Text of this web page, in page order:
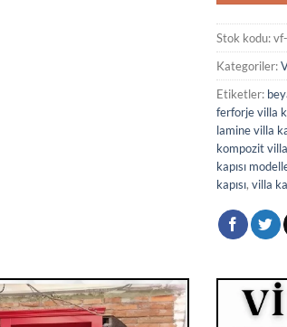
Stok kodu:
Kategoriler:
Etiketler:
ferforje villa
lamine villa
kompozit
kapısı
kapısı, villa